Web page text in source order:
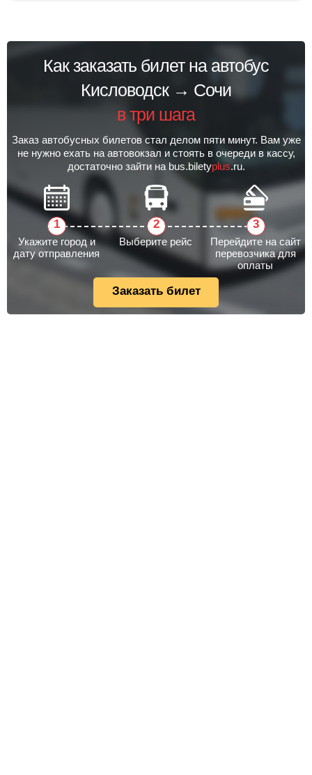
Как заказать билет на автобус
Кисловодск → Сочи
в три шага
Заказ автобусных билетов стал делом пяти минут. Вам уже
не нужно ехать на автовокзал и стоять в очереди в кассу,
достаточно зайти на bus.biletyplus.ru.
Укажите город и
дату отправления
Выберите рейс
Перейдите на сайт
перевозчика для
оплаты
Заказать билет